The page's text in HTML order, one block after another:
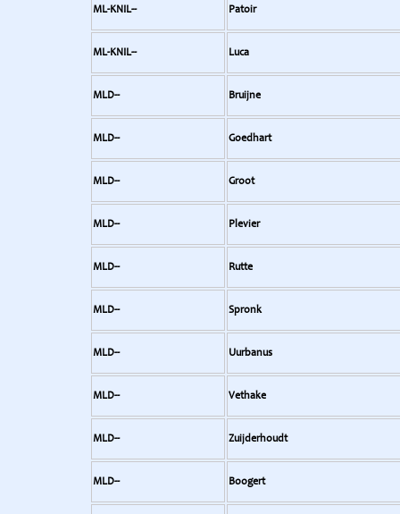
ML-KNIL-- Patoir
ML-KNIL-- Luca
MLD-- Bruijne
MLD-- Goedhart
MLD-- Groot
MLD-- Plevier
MLD-- Rutte
MLD-- Spronk
MLD-- Uurbanus
MLD-- Vethake
MLD-- Zuijderhoudt
MLD-- Boogert